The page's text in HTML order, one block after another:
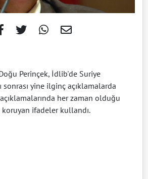
Perinçek, İdlib'de Suriye
sonrası yine ilginç açıklamalarda
her zaman olduğu
koruyan ifadeler kullandı.